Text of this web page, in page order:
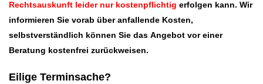
Rechtsauskunft leider nur kostenpflichtig erfolgen kann. Wir
informieren Sie vorab über anfallende Kosten,
selbstverständlich können Sie das Angebot vor einer
Beratung kostenfrei zurückweisen.
Eilige Terminsache?